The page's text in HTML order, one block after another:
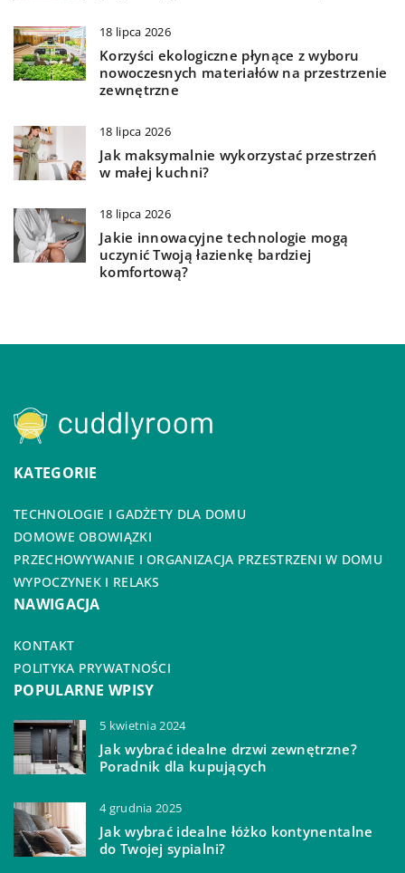
18 lipca 2026
Korzyści ekologiczne płynące z wyboru
nowoczesnych materiałów na przestrzenie
zewnętrzne
18 lipca 2026
Jak maksymalnie wykorzystać przestrzeń
w małej kuchni?
18 lipca 2026
Jakie innowacyjne technologie mogą
uczynić Twoją łazienkę bardziej
komfortową?
KATEGORIE
TECHNOLOGIE I GADŻETY DLA DOMU
DOMOWE OBOWIĄZKI
PRZECHOWYWANIE I ORGANIZACJA PRZESTRZENI W DOMU
WYPOCZYNEK I RELAKS
NAWIGACJA
KONTAKT
POLITYKA PRYWATNOŚCI
POPULARNE WPISY
5 kwietnia 2024
Jak wybrać idealne drzwi zewnętrzne?
Poradnik dla kupujących
4 grudnia 2025
Jak wybrać idealne łóżko kontynentalne
do Twojej sypialni?